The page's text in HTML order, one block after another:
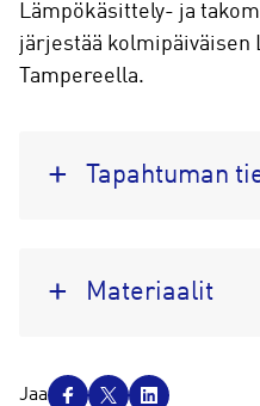
Lämpökäsittely- ja
järjestää
Tampereella.
Tapahtuman
Materiaalit
J
Jaa